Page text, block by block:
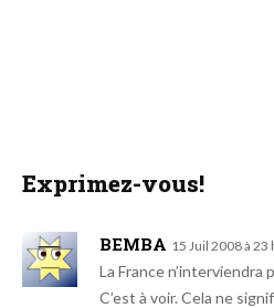
Exprimez-vous!
BEMBA 15 Juil 2008 à 23
La France n’interviendra
C’est à voir. Cela ne